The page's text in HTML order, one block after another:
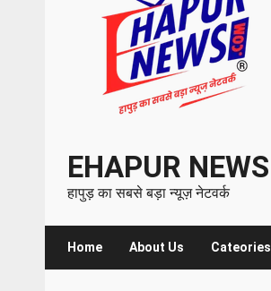
EHAPUR NEWS
हापुड़ का सबसे बड़ा न्यूज़ नेटवर्क
Home About Us Cateories